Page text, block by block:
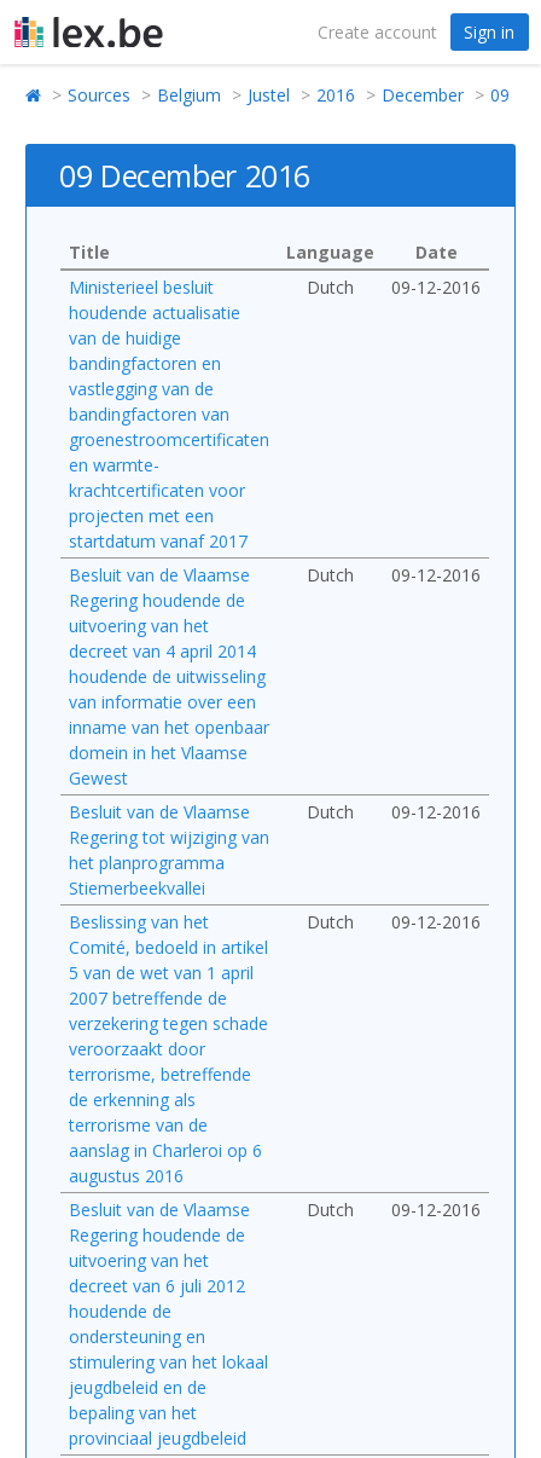
Create account Sign in
Sources Belgium Justel 2016 December 09
09 December 2016
Title Language
Date
Ministerieel besluit
houdende actualisatie
van de huidige
bandingfactoren en
vastlegging van de
bandingfactoren van
groenestroomcertificaten
en warmte-
krachtcertificaten voor
projecten met een
startdatum vanaf 2017
Dutch 09-12-2016
Besluit van de Vlaamse
Regering houdende de
uitvoering van het
decreet van 4 april 2014
houdende de uitwisseling
van informatie over een
inname van het openbaar
domein in het Vlaamse
Gewest
Dutch 09-12-2016
Besluit van de Vlaamse
Regering tot wijziging van
het planprogramma
Stiemerbeekvallei
Dutch 09-12-2016
Beslissing van het
Comité, bedoeld in artikel
5 van de wet van 1 april
2007 betreffende de
verzekering tegen schade
veroorzaakt door
terrorisme, betreffende
de erkenning als
terrorisme van de
aanslag in Charleroi op 6
augustus 2016
Dutch 09-12-2016
Besluit van de Vlaamse
Regering houdende de
uitvoering van het
decreet van 6 juli 2012
houdende de
ondersteuning en
stimulering van het lokaal
jeugdbeleid en de
bepaling van het
provinciaal jeugdbeleid
Dutch 09-12-2016